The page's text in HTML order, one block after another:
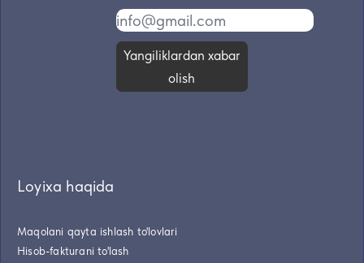
Yangiliklardan xabar
olish
Loyixa haqida
Maqolani qayta ishlash to'lovlari
Hisob-fakturani to'lash